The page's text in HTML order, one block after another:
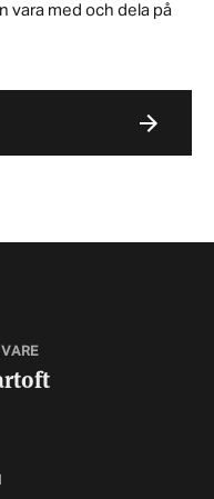
vara med och dela på